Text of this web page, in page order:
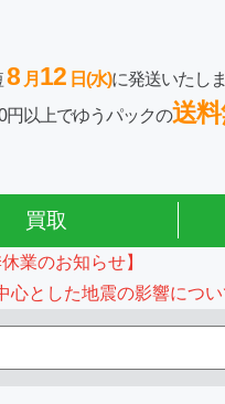
8 月 12 日(水)に発送いたしま
円以上でゆうパックの送料
買取
休業のお知らせ】
心とした地震の影響につい